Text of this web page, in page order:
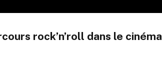
rock’n’roll dans le cinéma